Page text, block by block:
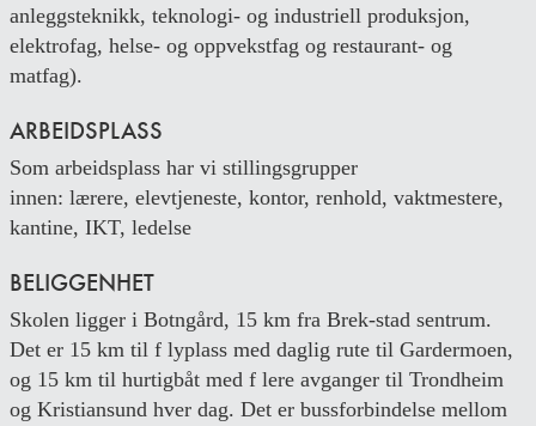
anleggsteknikk, teknologi- og industriell produksjon,
elektrofag, helse- og oppvekstfag og restaurant- og
matfag).
ARBEIDSPLASS
Som arbeidsplass har vi stillingsgrupper
innen: lærere, elevtjeneste, kontor, renhold, vaktmestere,
kantine, IKT, ledelse
BELIGGENHET
Skolen ligger i Botngård, 15 km fra Brek-stad sentrum.
Det er 15 km til f lyplass med daglig rute til Gardermoen,
og 15 km til hurtigbåt med f lere avganger til Trondheim
og Kristiansund hver dag. Det er bussforbindelse mellom